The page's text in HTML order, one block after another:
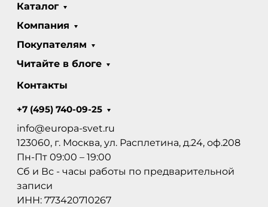
Каталог
Компания
Покупателям
Читайте в блоге
Контакты
+7 (495) 740-09-25
info@europa-svet.ru
123060, г. Москва, ул. Расплетина, д.24, оф.208
Пн-Пт 09:00 – 19:00
Сб и Вс - часы работы по предварительной
записи
ИНН: 773420710267